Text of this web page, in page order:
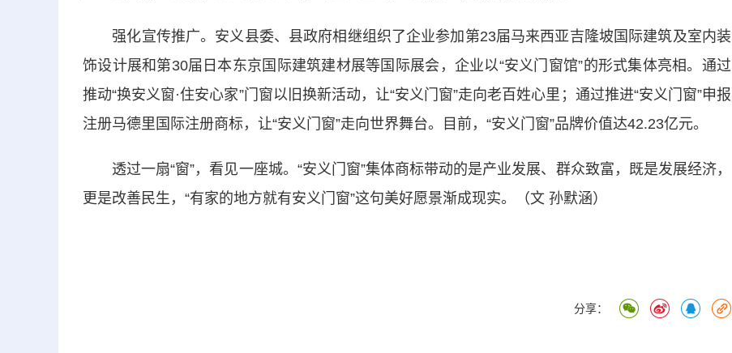
强化宣传推广。安义县委、县政府相继组织了企业参加第23届马来西亚吉隆坡国际建筑及室内装
饰设计展和第30届日本东京国际建筑建材展等国际展会，企业以“安义门窗馆”的形式集体亮相。通过
推动“换安义窗·住安心家”门窗以旧换新活动，让“安义门窗”走向老百姓心里；通过推进“安义门窗”申报
注册马德里国际注册商标，让“安义门窗”走向世界舞台。目前，“安义门窗”品牌价值达42.23亿元。
透过一扇“窗”，看见一座城。“安义门窗”集体商标带动的是产业发展、群众致富，既是发展经济，
更是改善民生，“有家的地方就有安义门窗”这句美好愿景渐成现实。（文 孙默涵）
分享：